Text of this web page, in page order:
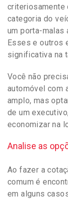
criteriosamente
categoria do
um porta-malas
Esses e outros
significativa na
Você não
automóvel com
amplo, mas
de um
economizar na
Analise as
Ao fazer a
comum é
em alguns